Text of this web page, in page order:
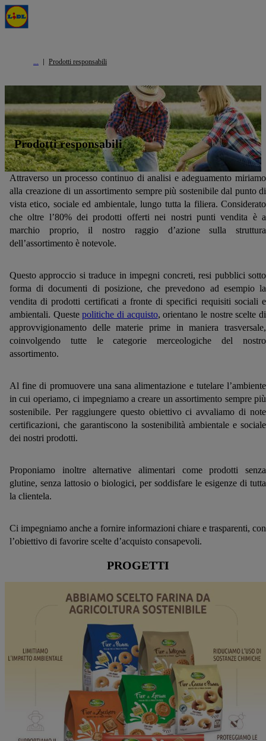
Prodotti responsabili
Prodotti responsabili
Attraverso un processo continuo di analisi e adeguamento miriamo
alla creazione di un assortimento sempre più sostenibile dal punto di
vista etico, sociale ed ambientale, lungo tutta la filiera. Considerato
che oltre l’80% dei prodotti offerti nei nostri punti vendita è a
marchio proprio, il nostro raggio d’azione sulla struttura
dell’assortimento è notevole.
Questo approccio si traduce in impegni concreti, resi pubblici sotto
forma di documenti di posizione, che prevedono ad esempio la
vendita di prodotti certificati a fronte di specifici requisiti sociali e
ambientali. Questepolitiche di acquisto, orientano le nostre scelte di
approvvigionamento delle materie prime in maniera trasversale,
coinvolgendo tutte le categorie merceologiche del nostro
assortimento.
Al fine di promuovere una sana alimentazione e tutelare l’ambiente
in cui operiamo, ci impegniamo a creare un assortimento sempre più
sostenibile. Per raggiungere questo obiettivo ci avvaliamo di note
certificazioni, che garantiscono la sostenibilità ambientale e sociale
dei nostri prodotti.
Proponiamo inoltre alternative alimentari come prodotti senza
glutine, senza lattosio o biologici, per soddisfare le esigenze di tutta
la clientela.
Ci impegniamo anche a fornire informazioni chiare e trasparenti, con
l’obiettivo di favorire scelte d’acquisto consapevoli.
PROGETTI